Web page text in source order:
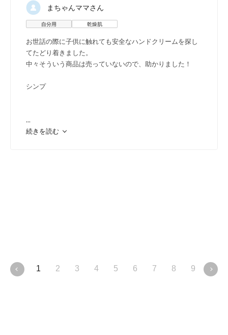
◆デリケート肌のベビー&キッ
◆手荒れしやすい方に
素早く浸透して
まちゃんママさん
自分用 乾燥肌
お世話の際に子供に触れても安全なハンドクリームを探し
てたどり着きました。
中々そういう商品は売っていないので、助かりました！
シンプ
...
続きを読む
1 2 3 4 5 6 7 8 9 10